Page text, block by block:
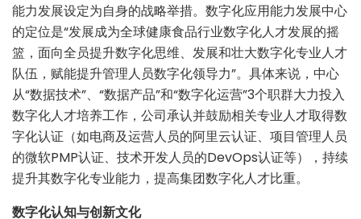
能力发展设定为自身的战略举措。数字化应用能力发展中心
的定位是“发展成为全球健康食品行业数字化人才发展的摇
篮，面向全员提升数字化思维、发展和壮大数字化专业人才
队伍，赋能提升管理人员数字化领导力”。具体来说，中心
从“数据技术”、“数据产品”和“数字化运营”3个职群大力投入
数字化人才培养工作，公司承认并鼓励相关专业人才取得数
字化认证（如电商及运营人员的阿里云认证、项目管理人员
的微软PMP认证、技术开发人员的DevOps认证等），持续
提升其数字化专业能力，提高集团数字化人才比重。
数字化认知与创新文化